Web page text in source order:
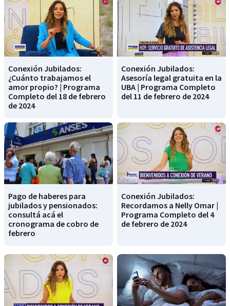
Conexión Jubilados:
¿Cuánto trabajamos el
amor propio? | Programa
Completo del 18 de febrero
de 2024
Conexión Jubilados:
Asesoría legal gratuita en la
UBA | Programa Completo
del 11 de febrero de 2024
Pago de haberes para
jubilados y pensionados:
consultá acá el
cronograma de cobro de
febrero
Conexión Jubilados:
Recordamos a Nelly Omar |
Programa Completo del 4
de febrero de 2024